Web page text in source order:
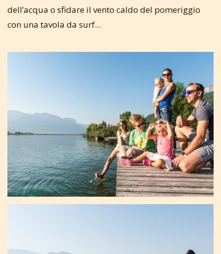
dell’acqua o sfidare il vento caldo del pomeriggio
con una tavola da surf...